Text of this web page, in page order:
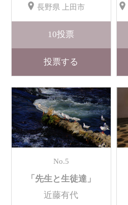
長野県 上田市
10投票
投票する
No.5
「先生と生徒達」
近藤有代